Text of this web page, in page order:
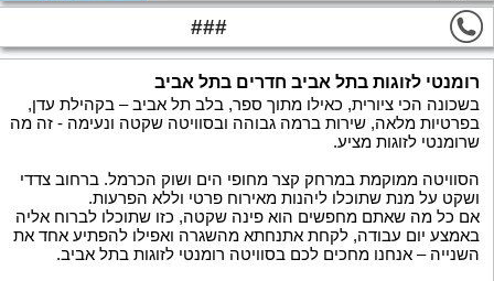
###
רומנטי לזוגות בתל אביב חדרים בתל אביב
בשכונה הכי ציורית, כאילו מתוך ספר, בלב תל אביב – בקהילת עדן,
בפרטיות מלאה, שירות ברמה גבוהה ובסוויטה שקטה ונעימה - זה מה
שרומנטי לזוגות מציע.
הסוויטה ממוקמת במרחק קצר מחופי הים ושוק הכרמל. ברחוב צדדי
ושקט על מנת שתוכלו ליהנות מאירוח פרטי וללא הפרעות.
אם כל מה שאתם מחפשים הוא פינה שקטה, כזו שתוכלו לברוח אליה
באמצע יום עבודה, לקחת אתנחתא מהשגרה ואפילו להפתיע אחד את
השנייה – אנחנו מחכים לכם בסוויטה רומנטי לזוגות בתל אביב.